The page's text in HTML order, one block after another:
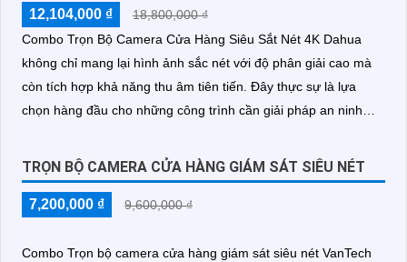
12,104,000 ₫
18,800,000 ₫
Combo Trọn Bộ Camera Cửa Hàng Siêu Sắt Nét 4K Dahua
không chỉ mang lại hình ảnh sắc nét với độ phân giải cao mà
còn tích hợp khả năng thu âm tiên tiến. Đây thực sự là lựa
chọn hàng đầu cho những công trình cần giải pháp an ninh
TRỌN BỘ CAMERA CỬA HÀNG GIÁM SÁT SIÊU NÉT
7,200,000 ₫ 9,600,000 ₫
Combo Trọn bộ camera cửa hàng giám sát siêu nét VanTech